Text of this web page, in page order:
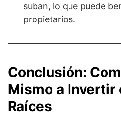
suban, lo que puede
propietarios.
Conclusión:
Mismo a Invertir
Raíces